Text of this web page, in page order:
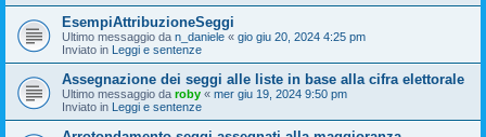
EsempiAttribuzioneSeggi
Ultimo messaggio da n_daniele « gio giu 20, 2024 4:25 pm
Inviato in Leggi e sentenze
Assegnazione dei seggi alle liste in base alla cifra elettorale
Ultimo messaggio da roby « mer giu 19, 2024 9:50 pm
Inviato in Leggi e sentenze